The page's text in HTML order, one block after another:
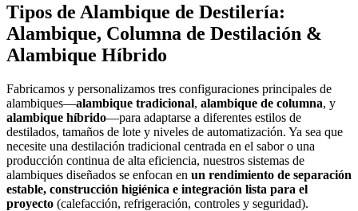
Tipos de Alambique de Destilería:
Alambique, Columna de Destilación &
Alambique Híbrido
Fabricamos y personalizamos tres configuraciones principales de
alambiques—alambique tradicional, alambique de columna, y
alambique híbrido—para adaptarse a diferentes estilos de
destilados, tamaños de lote y niveles de automatización. Ya sea que
necesite una destilación tradicional centrada en el sabor o una
producción continua de alta eficiencia, nuestros sistemas de
alambiques diseñados se enfocan en un rendimiento de separación
estable, construcción higiénica e integración lista para el
proyecto (calefacción, refrigeración, controles y seguridad).